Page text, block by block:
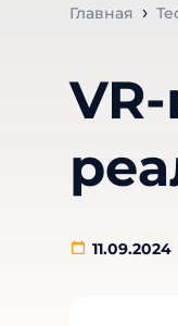
Главная
11.09.2024